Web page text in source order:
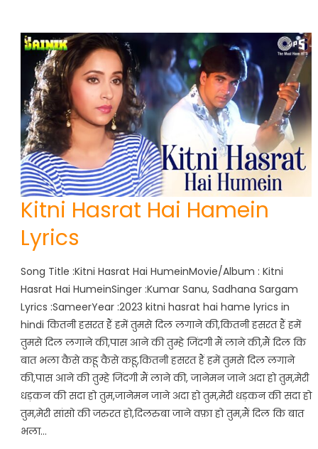
Kitni Hasrat Hai Hamein
Lyrics
Song Title :Kitni Hasrat Hai HumeinMovie/Album : Kitni
Hasrat Hai HumeinSinger :Kumar Sanu, Sadhana Sargam
Lyrics :SameerYear :2023 kitni hasrat hai hame lyrics in
hindi कितनी हसरत हैं हमें तुमसे दिल लगाने की,कितनी हसरत हैं हमें
तुमसे दिल लगाने की,पास आने की तुम्हे जिंदगी मैं लाने की,मैं दिल कि
बात भला कैसे कहू कैसे कहू,कितनी हसरत हैं हमें तुमसे दिल लगाने
की,पास आने की तुम्हे जिंदगी मैं लाने की, जानेमन जाने अदा हो तुम,मेरी
धड़कन की सदा हो तुम,जानेमन जाने अदा हो तुम,मेरी धड़कन की सदा हो
तुम,मेरी सांसो की जरुरत हो,दिलरुबा जाने वफ़ा हो तुम,मैं दिल कि बात
भला…